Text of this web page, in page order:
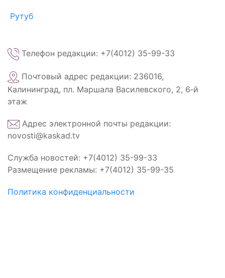
Рутуб
Телефон редакции: +7(4012) 35-99-33
Почтовый адрес редакции: 236016,
Калининград, пл. Маршала Василевского, 2, 6‑й
этаж
Адрес электронной почты редакции:
novosti@kaskad.tv
Служба новостей: +7(4012) 35-99-33
Размещение рекламы: +7(4012) 35-99-35
Политика конфиденциальности